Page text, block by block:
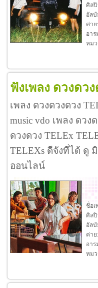
ศิล
อัล
ค่าย:
อา
หมว
ฟังเพลง ดวงดว
เพลง ดวงดวงดวง
music vdo เพลง ดว
ดวงดวง TELEx
TELEXs ดีจังที่ได้ ดู
ออนไลน์
ชื่อเ
ศิล
อัล
ค่าย:
อา
หมว